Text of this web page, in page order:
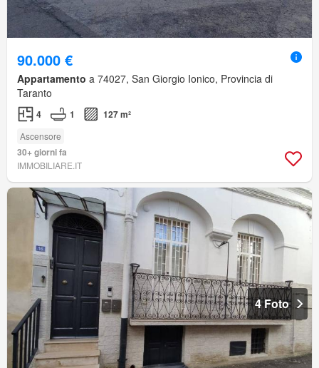
90.000 €
Appartamento a 74027, San Giorgio Ionico, Provincia di
Taranto
4 1 127 m²
Ascensore
30+ giorni fa
IMMOBILIARE.IT
4 Foto